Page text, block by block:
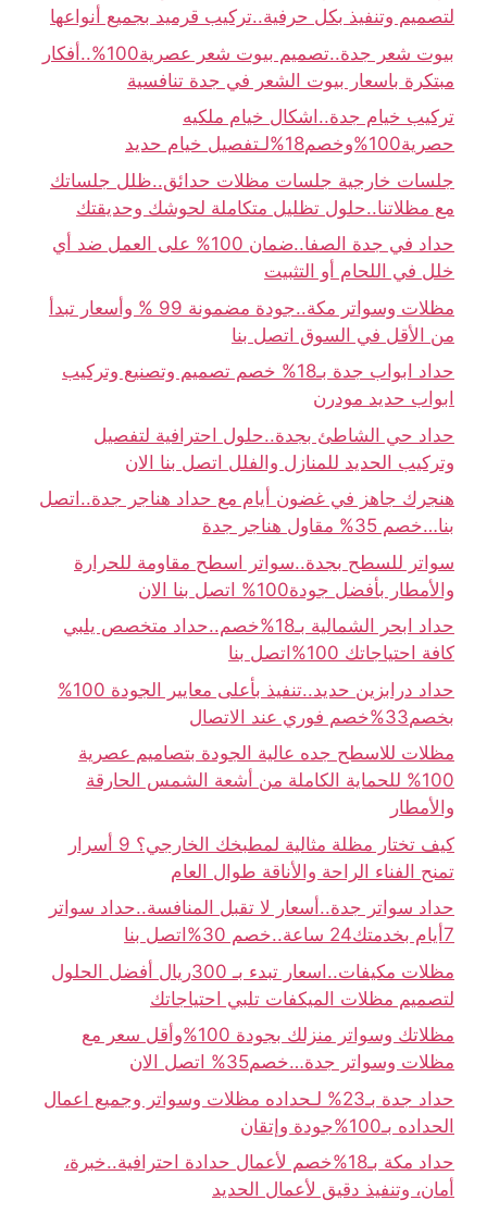
لتصميم وتنفيذ بكل حرفية..تركيب قرميد بجميع أنواعها
بيوت شعر جدة..تصميم بيوت شعر عصرية100%..أفكار
مبتكرة باسعار بيوت الشعر في جدة تنافسية
تركيب خيام جدة..اشكال خيام ملكيه
حصرية100%وخصم18%لـتفصيل خيام حديد
جلسات خارجية جلسات مظلات حدائق..ظلل جلساتك
مع مظلاتنا..حلول تظليل متكاملة لحوشك وحديقتك
حداد في جدة الصفا..ضمان 100% على العمل ضد أي
خلل في اللحام أو التثبيت
مظلات وسواتر مكة..جودة مضمونة 99 % وأسعار تبدأ
من الأقل في السوق اتصل بنا
حداد ابواب جدة بـ18% خصم تصميم وتصنيع وتركيب
ابواب حديد مودرن
حداد حي الشاطئ بجدة..حلول احترافية لتفصيل
وتركيب الحديد للمنازل والفلل اتصل بنا الان
هنجرك جاهز في غضون أيام مع حداد هناجر جدة..اتصل
بنا…خصم 35% مقاول هناجر جدة
سواتر للسطح بجدة..سواتر اسطح مقاومة للحرارة
والأمطار بأفضل جودة100% اتصل بنا الان
حداد ابحر الشمالية بـ18%خصم..حداد متخصص يلبي
كافة احتياجاتك 100%اتصل بنا
حداد درابزين حديد..تنفيذ بأعلى معايير الجودة 100%
بخصم33%خصم فوري عند الاتصال
مظلات للاسطح جده عالية الجودة بتصاميم عصرية
100% للحماية الكاملة من أشعة الشمس الحارقة
والأمطار
كيف تختار مظلة مثالية لمطبخك الخارجي؟ 9 أسرار
تمنح الفناء الراحة والأناقة طوال العام
حداد سواتر جدة..أسعار لا تقبل المنافسة..حداد سواتر
7أيام بخدمتك24 ساعة..خصم 30%اتصل بنا
مظلات مكيفات..اسعار تبدء بـ 300ريال أفضل الحلول
لتصميم مظلات الميكفات تلبي احتياجاتك
مظلاتك وسواتر منزلك بجودة 100%وأقل سعر مع
مظلات وسواتر جدة…خصم35% اتصل الان
حداد جدة بـ23% لـحداده مظلات وسواتر وجميع اعمال
الحداده بـ100%جودة وإتقان
حداد مكة بـ18%خصم لأعمال حدادة احترافية..خبرة،
أمان، وتنفيذ دقيق لأعمال الحديد